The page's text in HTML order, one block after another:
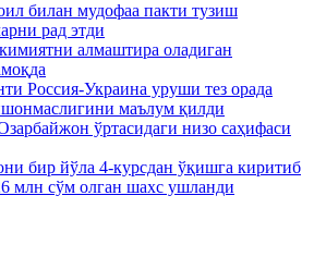
билан мудофаа пакти тузиш
рад этди
алмаштира оладиган
Россия-Украина уруши тез орада
маълум қилди
ўртасидаги низо саҳифаси
бир йўла 4-курсдан ўқишга киритиб
млн сўм олган шахс ушланди